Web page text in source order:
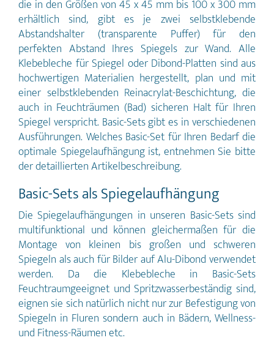
Haftbleche max. 1/2 Jahr nach
Herstelldatum erfolgen. Sind die
Plattenaufhänger innerhalb dieser Zeit
erst einmal angebracht, halten Sie
dauerhaft fest und sicher.
Schmiermitteln sowie Rückständen von
Reinigungsmitteln befreien.
Verklebung bei Zimmertemperatur
vornehmen und für ein optimales
Ergebnis bis zu 24 h aushärten lassen.
Auf anderen als den hier genannten
Spiegel und Alu-Dibond Platten ist die
Haftkraft auf eigene Verantwortung zu
testen. Qualitätshinweis: Für
bestmögliche Klebekraft, sollte die
Verwendung der selbstklebenden
Haftbleche max. 1/2 Jahr nach
Herstelldatum erfolgen. Sind die
Plattenaufhänger innerhalb dieser Zeit
erst einmal angebracht, halten Sie
dauerhaft fest und sicher. FTeQ® – Die
Verbindung aus Funktionalität, Technik
und Qualität.
die in den Größen von 45 x 45 mm bis 100 x 300 mm
erhältlich sind, gibt es je zwei selbstklebende
Abstandshalter (transparente Puffer) für den
perfekten Abstand Ihres Spiegels zur Wand. Alle
Klebebleche für Spiegel oder Dibond-Platten sind aus
hochwertigen Materialien hergestellt, plan und mit
einer selbstklebenden Reinacrylat-Beschichtung, die
auch in Feuchträumen (Bad) sicheren Halt für Ihren
Spiegel verspricht. Basic-Sets gibt es in verschiedenen
Ausführungen. Welches Basic-Set für Ihren Bedarf die
optimale Spiegelaufhängung ist, entnehmen Sie bitte
der detaillierten Artikelbeschreibung.
Basic-Sets als Spiegelaufhängung
Die Spiegelaufhängungen in unseren Basic-Sets sind
multifunktional und können gleichermaßen für die
Montage von kleinen bis großen und schweren
Spiegeln als auch für Bilder auf Alu-Dibond verwendet
werden. Da die Klebebleche in Basic-Sets
Feuchtraumgeeignet und Spritzwasserbeständig sind,
eignen sie sich natürlich nicht nur zur Befestigung von
Spiegeln in Fluren sondern auch in Bädern, Wellness-
und Fitness-Räumen etc.